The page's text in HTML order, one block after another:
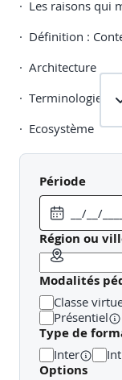
· Les raisons qui
· Définition :
· Architecture
· Terminologie
· Ecosystème
· Cycle de vie
· Gestion du réseau
Orchestration
· Définition
· Composants
· Gestion du réseau
Période
Région ou
Modalités
Classe
Présentiel
Type de
Inter
Options